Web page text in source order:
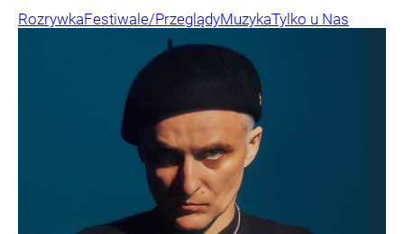
RozrywkaFestiwale/PrzeglądyMuzykaTylko u Nas